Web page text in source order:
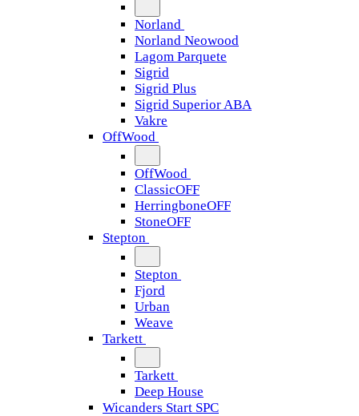
Norland
Norland Neowood
Lagom Parquete
Sigrid
Sigrid Plus
Sigrid Superior ABA
Vakre
OffWood
OffWood
ClassicOFF
HerringboneOFF
StoneOFF
Stepton
Stepton
Fjord
Urban
Weave
Tarkett
Tarkett
Deep House
Wicanders Start SPC